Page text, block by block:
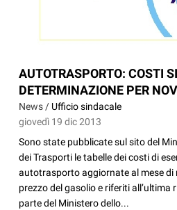
AUTOTRASPORTO: COSTI
DETERMINAZIONE PER
News / Ufficio sindacale
giovedì 19 dic 2013
Sono state pubblicate sul sito del
dei Trasporti le tabelle dei costi di
autotrasporto aggiornate al mese di
prezzo del gasolio e riferiti all’ultima
parte del Ministero dello...